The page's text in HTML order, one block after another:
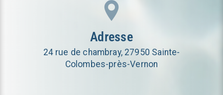
Adresse
24 rue de chambray, 27950 Sainte-
Colombes-près-Vernon